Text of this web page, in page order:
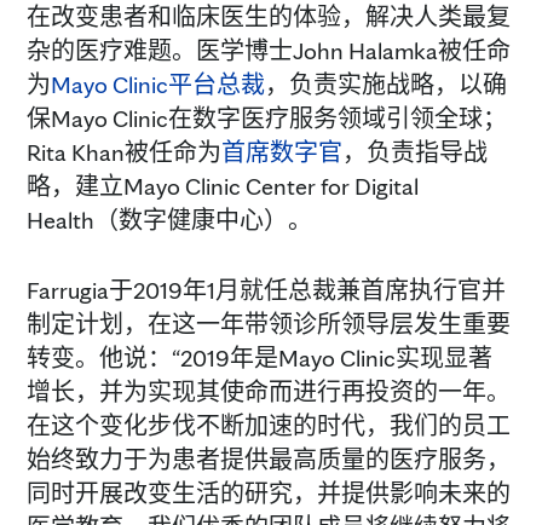
在改变患者和临床医生的体验，解决人类最复
杂的医疗难题。医学博士John Halamka被任命
为Mayo Clinic平台总裁，负责实施战略，以确
保Mayo Clinic在数字医疗服务领域引领全球；
Rita Khan被任命为首席数字官，负责指导战
略，建立Mayo Clinic Center for Digital
Health（数字健康中心）。
Farrugia于2019年1月就任总裁兼首席执行官并
制定计划，在这一年带领诊所领导层发生重要
转变。他说：“2019年是Mayo Clinic实现显著
增长，并为实现其使命而进行再投资的一年。
在这个变化步伐不断加速的时代，我们的员工
始终致力于为患者提供最高质量的医疗服务，
同时开展改变生活的研究，并提供影响未来的